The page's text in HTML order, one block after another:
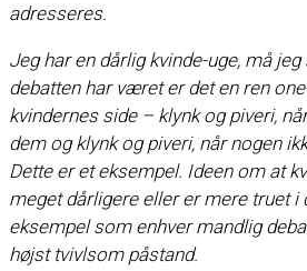
adresseres.
Jeg har en dårlig kvinde-uge, må
debatten har været er det en ren
kvindernes side – klynk og piveri,
dem og klynk og piveri, når nogen
Dette er et eksempel. Ideen om at
meget dårligere eller er mere truet i
eksempel som enhver mandlig
højst tvivlsom påstand.